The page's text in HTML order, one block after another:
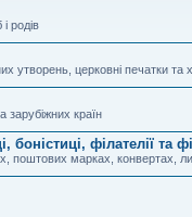
родів
утворень, церковні печатки та
зарубіжних країн
філателії та
поштових марках, конвертах,